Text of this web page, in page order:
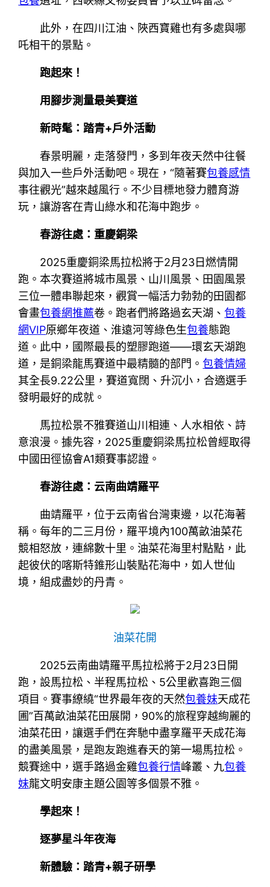
此外，在四川江油、陜西寶雞也有多處與哪
吒相干的景點。
跑起來！
用腳步測量最美賽道
新時髦：踏青+戶外活動
春景明麗，走落發門，多到年夜天然中往餐
與加入一些戶外活動吧。現在，“隨著賽包養感情
事往觀光”越來越風行。不少目標地發力體育游
玩，讓游客在青山綠水和花海中跑步。
春游往處：重慶銅梁
2025重慶銅梁馬拉松將于2月23日燃情開
跑。本次賽道將城市風景、山川風景、田園風景
三位一體串聯起來，觀賞一幅活力勃勃的田園都
會畫包養網推薦卷。跑者們將路過玄天湖、包養
網VIP原鄉年夜道、淮遠河等綠色生包養態跑
道。此中，國際最長的塑膠跑道——環玄天湖跑
道，是銅梁龍馬賽道中最精髓的部門。包養情婦
其全長9.22公里，賽道寬闊、升沉小，合適選手
發明最好的成就。
馬拉松景不雅賽道山川相連、人水相依、詩
意浪漫。據先容，2025重慶銅梁馬拉松曾經取得
中國田徑協會A1類賽事認證。
春游往處：云南曲靖羅平
曲靖羅平，位于云南省台灣東邊，以花海著
稱。每年的二三月份，羅平境內100萬畝油菜花
競相怒放，連綿數十里。油菜花海里村點點，此
起彼伏的喀斯特錐形山裝點花海中，如人世仙
境，組成盡妙的丹青。
油菜花開
2025云南曲靖羅平馬拉松將于2月23日開
跑，設馬拉松、半程馬拉松、5公里歡喜跑三個
項目。賽事繚繞“世界最年夜的天然包養妹天成花
圃”百萬畝油菜花田展開，90%的旅程穿越絢麗的
油菜花田，讓選手們在奔馳中盡享羅平天成花海
的盡美風景，是跑友跑進春天的第一場馬拉松。
競賽途中，選手路過金雞包養行情峰叢、九包養
妹龍文明安康主題公園等多個景不雅。
學起來！
逐夢星斗年夜海
新體驗：踏青+親子研學